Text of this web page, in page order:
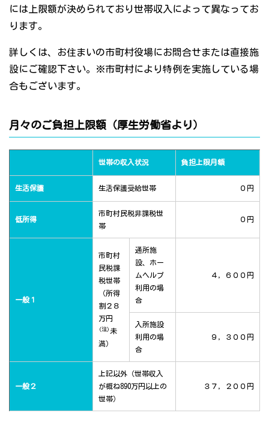
には上限額が決められており世帯収入によって異なってお
ります。
詳しくは、お住まいの市町村役場にお問合せまたは直接施
設にご確認下さい。※市町村により特例を実施している場
合もございます。
月々のご負担上限額（厚生労働省より）
世帯の収入状況 負担上限月額
生活保護 生活保護受給世帯 ０円
低所得
市町村民税非課税世
帯
０円
一般１
市町村
民税課
税世帯
（所得
割２８
万円
(注) 未
満）
通所施
設、ホー
ムヘルプ
利用の場
合
４，６００円
入所施設
利用の場
合
９，３００円
一般２
上記以外（世帯収入
が概ね890万円以上の
世帯）
３７，２００円